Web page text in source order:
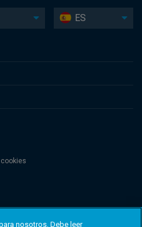
ES
No. B 110242 and/or
nosotros. Debe leer